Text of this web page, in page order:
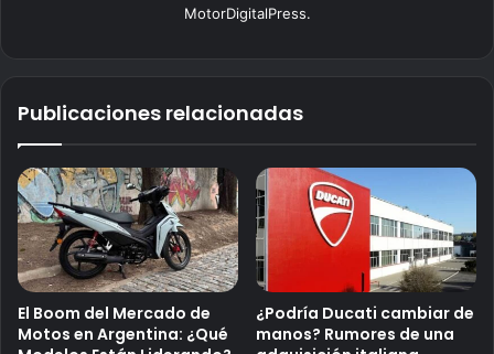
MotorDigitalPress.
Publicaciones relacionadas
El Boom del Mercado de
Motos en Argentina: ¿Qué
¿Podría Ducati cambiar de
manos? Rumores de una